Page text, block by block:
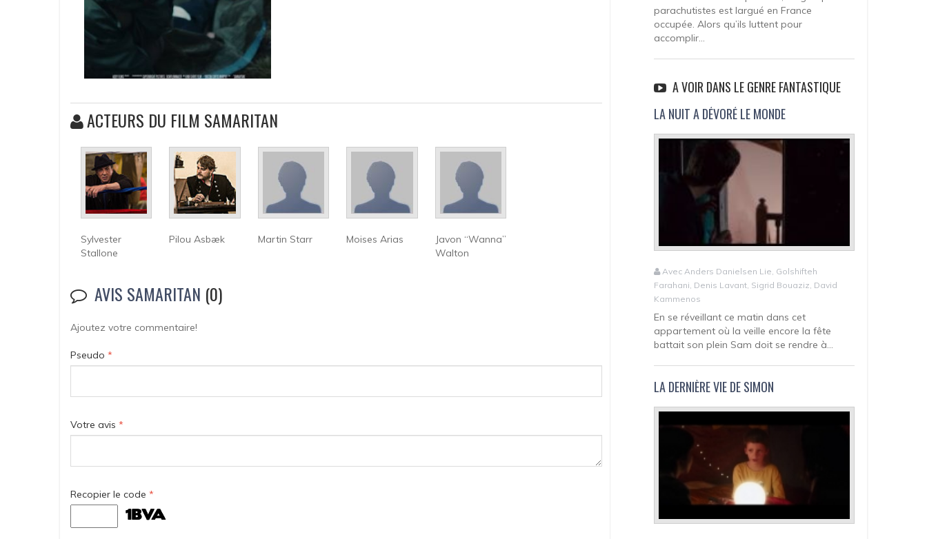
ACTEURS DU FILM SAMARITAN
Sylvester
Stallone
Pilou Asbæk Martin Starr Moises Arias
Javon “Wanna”
Walton
AVIS SAMARITAN (0)
Ajoutez votre commentaire!
Pseudo *
Votre avis *
Recopier le code *
parachutistes est largué en France
occupée. Alors qu’ils luttent pour
accomplir...
A VOIR DANS LE GENRE FANTASTIQUE
LA NUIT A DÉVORÉ LE MONDE
Avec Anders Danielsen Lie, Golshifteh
Farahani, Denis Lavant, Sigrid Bouaziz, David
Kammenos
En se réveillant ce matin dans cet
appartement où la veille encore la fête
battait son plein Sam doit se rendre à...
LA DERNIÈRE VIE DE SIMON